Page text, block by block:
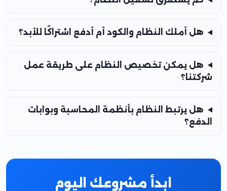
هل أملك النظام والكود أم أدفع اشتراكًا للأبد؟
هل يمكن تخصيص النظام على طريقة عمل
شركتنا؟
هل يرتبط النظام بأنظمة المحاسبة وبوابات
الدفع؟
ابدأ مشروعك اليوم